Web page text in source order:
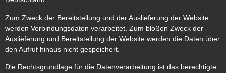
Zum Zweck der Bereitstellung und der Auslieferung der Website
werden Verbindungsdaten verarbeitet. Zum bloßen Zweck der
Auslieferung und Bereitstellung der Website werden die Daten über
den Aufruf hinaus nicht gespeichert.
Die Rechtsgrundlage für die Datenverarbeitung ist das berechtigte